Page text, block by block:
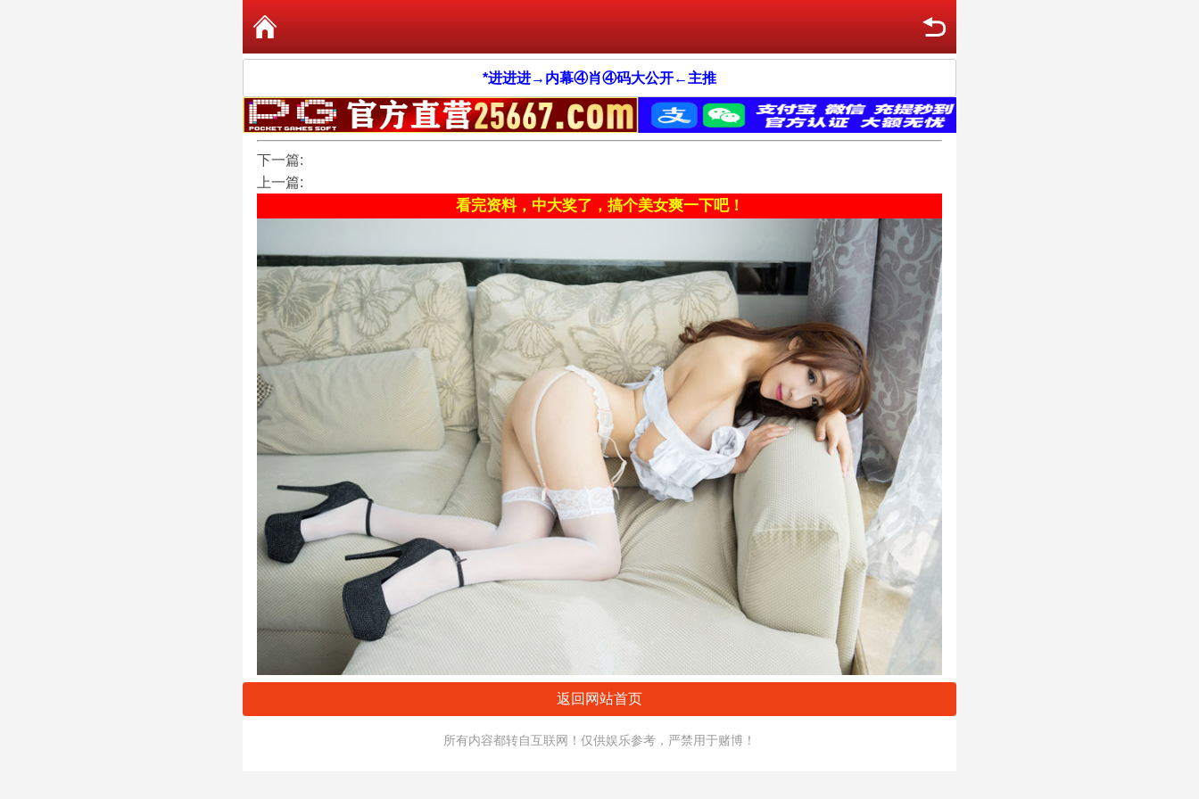
*进进进→内幕④肖④码大公开←主推
下一篇:
上一篇:
看完资料，中大奖了，搞个美女爽一下吧！
返回网站首页
所有内容都转自互联网！仅供娱乐参考，严禁用于赌博！